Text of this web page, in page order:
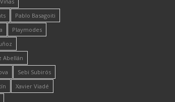
Pablo Basagoiti
Playmodes
Abellán
Sebi Subirós
Xavier Viadé